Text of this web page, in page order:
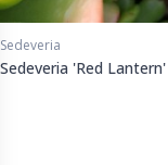
Sedeveria
Sedeveria 'Red Lantern'